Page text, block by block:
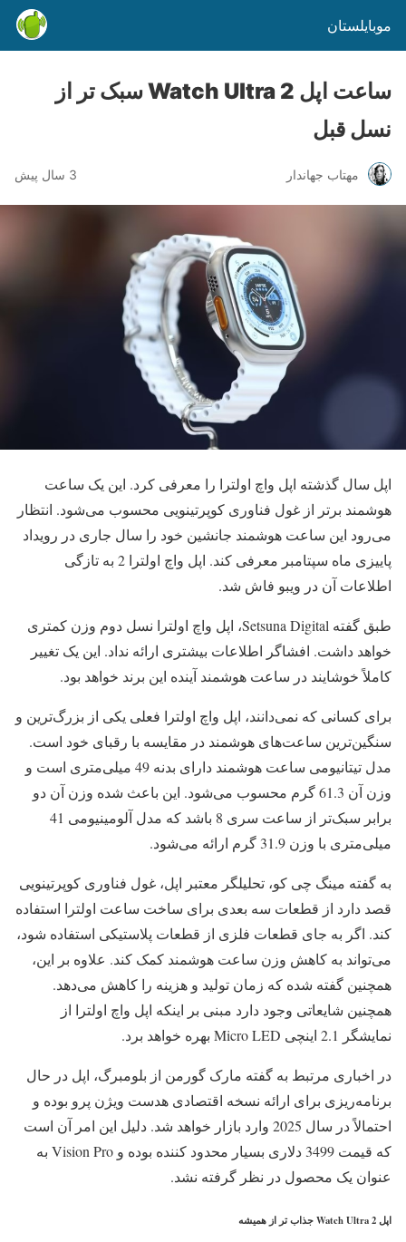
موبایلستان
ساعت اپل Watch Ultra 2 سبک تر از
نسل قبل
مهتاب جهاندار 3 سال پیش
اپل سال گذشته اپل واچ اولترا را معرفی کرد. این یک ساعت
هوشمند برتر از غول فناوری کوپرتینویی محسوب می‎‌شود. انتظار
می‌رود این ساعت هوشمند جانشین خود را سال جاری در رویداد
پاییزی ماه سپتامبر معرفی کند. اپل واچ اولترا 2 به تازگی
اطلاعات آن در ویبو فاش شد.
طبق گفته Setsuna Digital، اپل واچ اولترا نسل دوم وزن کمتری
خواهد داشت. افشاگر اطلاعات بیشتری ارائه نداد. این یک تغییر
کاملاً خوشایند در ساعت هوشمند آینده این برند خواهد بود.
برای کسانی که نمی‌دانند، اپل واچ اولترا فعلی یکی از بزرگ‌ترین و
سنگین‌ترین ساعت‌های هوشمند در مقایسه با رقبای خود است.
مدل تیتانیومی ساعت هوشمند دارای بدنه 49 میلی‌متری است و
وزن آن 61.3 گرم محسوب می‌شود. این باعث شده وزن آن دو
برابر سبک‌تر از ساعت سری 8 باشد که مدل آلومینیومی 41
میلی‌متری با وزن 31.9 گرم ارائه می‌شود.
به گفته مینگ چی کو، تحلیلگر معتبر اپل، غول فناوری کوپرتینویی
قصد دارد از قطعات سه بعدی برای ساخت ساعت اولترا استفاده
کند. اگر به جای قطعات فلزی از قطعات پلاستیکی استفاده شود،
می‌تواند به کاهش وزن ساعت هوشمند کمک کند. علاوه بر این،
همچنین گفته شده که زمان تولید و هزینه را کاهش می‌دهد.
همچنین شایعاتی وجود دارد مبنی بر اینکه اپل واچ اولترا از
نمایشگر 2.1 اینچی Micro LED بهره خواهد برد.
در اخباری مرتبط به گفته مارک گورمن از بلومبرگ، اپل در حال
برنامه‌ریزی برای ارائه نسخه اقتصادی هدست ویژن پرو بوده و
احتمالاً در سال 2025 وارد بازار خواهد شد. دلیل این امر آن است
که قیمت 3499 دلاری بسیار محدود کننده بوده و Vision Pro به
عنوان یک محصول در نظر گرفته نشد.
اپل Watch Ultra 2 جذاب تر از همیشه